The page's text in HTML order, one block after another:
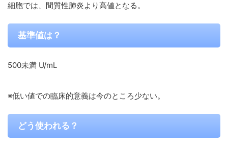
細胞では、間質性肺炎より高値となる。
基準値は？
500未満 U/mL
※低い値での臨床的意義は今のところ少ない。
どう使われる？